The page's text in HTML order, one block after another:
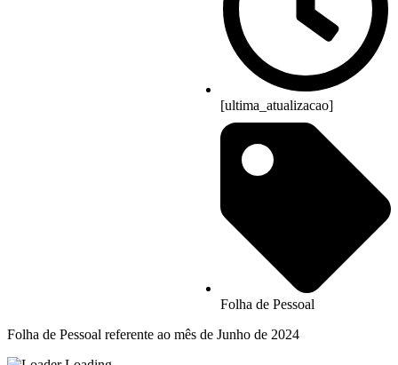
[ultima_atualizacao]
Folha de Pessoal
Folha de Pessoal referente ao mês de Junho de 2024